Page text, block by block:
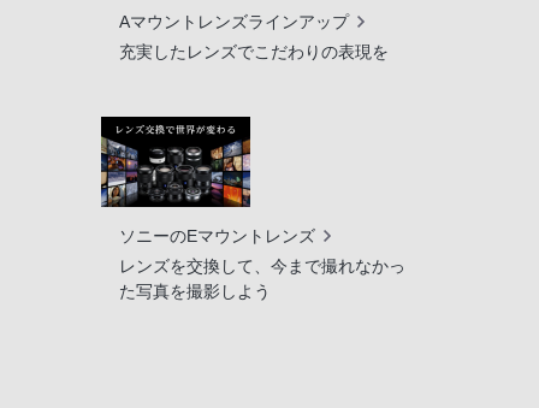
Aマウントレンズラインアップ
充実したレンズでこだわりの表現を
ソニーのEマウントレンズ
レンズを交換して、今まで撮れなかっ
た写真を撮影しよう